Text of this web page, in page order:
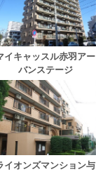
イキャッスル赤羽アー
バンステージ
イオンズマンション与